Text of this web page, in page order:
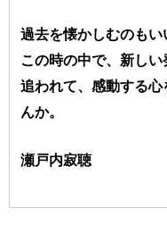
過去を懐かしむのもい
この時の中で、新し
追われて、感動する
んか。
瀬戸内寂聴